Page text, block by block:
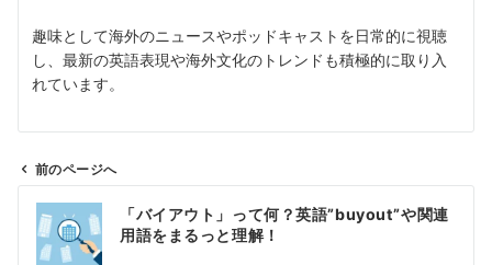
趣味として海外のニュースやポッドキャストを日常的に視聴
し、最新の英語表現や海外文化のトレンドも積極的に取り入
れています。
前のページへ
「バイアウト」って何？英語”buyout”や関連
用語をまるっと理解！